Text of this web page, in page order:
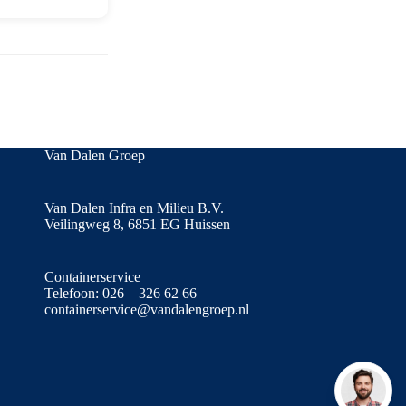
Van Dalen Groep
Van Dalen Infra en Milieu B.V.
Veilingweg 8, 6851 EG Huissen
Containerservice
Telefoon: 026 – 326 62 66
containerservice@vandalengroep.nl